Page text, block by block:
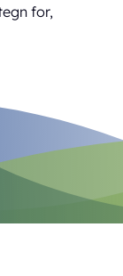
for,